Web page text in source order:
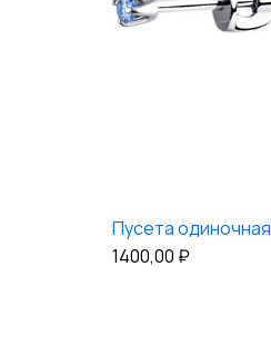
Пусета одиночная
1400,00 ₽